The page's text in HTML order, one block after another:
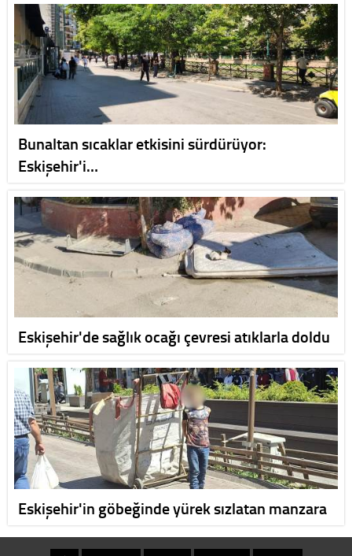
Bunaltan sıcaklar etkisini sürdürüyor:
Eskişehir'i…
Eskişehir'de sağlık ocağı çevresi atıklarla doldu
Eskişehir'in göbeğinde yürek sızlatan manzara